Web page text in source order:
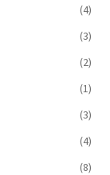
(4)
(3)
(2)
(1)
(3)
(4)
(8)